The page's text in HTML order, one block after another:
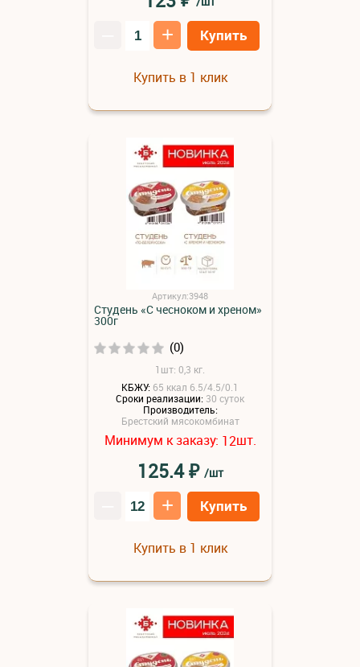
+ Купить
Купить в 1 клик
Артикул:3948
Студень «С чесноком и хреном»
300г
(0)
1шт: 0,3 кг.
КБЖУ: 65 ккал 6.5/4.5/0.1
Сроки реализации: 30 суток
Производитель:
Брестский мясокомбинат
Минимум к заказу: 12шт.
125.4₽ /шт
+ Купить
Купить в 1 клик